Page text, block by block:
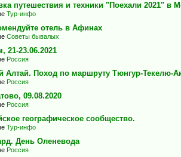
путешествия и техники "Поехали 2021" в
Тур-инфо
отель в Афинах
Советы бывалых
21-23.06.2021
Россия
Алтай. Поход по маршруту Тюнгур-Текелю-
Россия
09.08.2020
Россия
географическое сообщество.
Тур-инфо
День Оленевода
Россия